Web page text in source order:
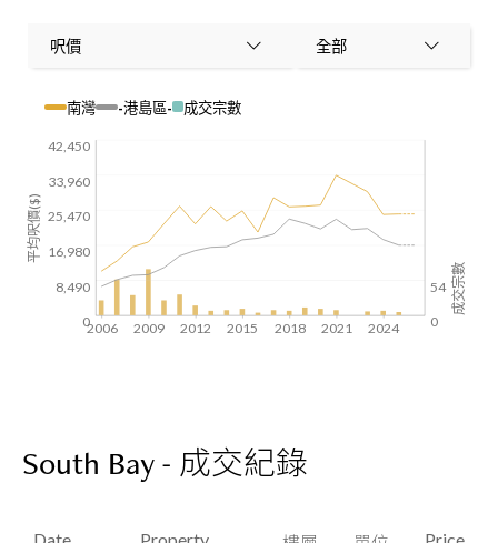
呎價 全部
南灣 -港島區- 成交宗數
54
0
2006 2009 2012 2015 2018 2021 2024
成交宗數
42,450
33,960
25,470
16,980
8,490
0
平均呎價($)
South Bay - 成交紀錄